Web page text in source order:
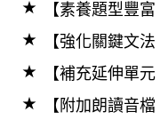
【素養題型豐
【強化關鍵文
【補充延伸單
【附加朗讀音